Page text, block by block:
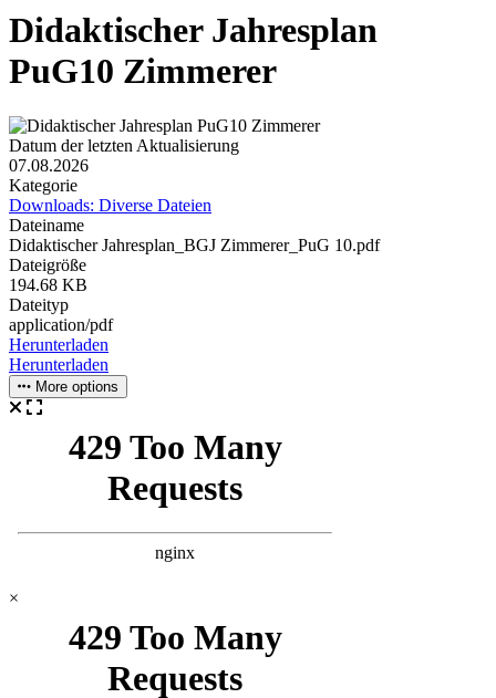
Didaktischer Jahresplan
PuG10 Zimmerer
Datum der letzten Aktualisierung
07.08.2026
Kategorie
Downloads: Diverse Dateien
Dateiname
Didaktischer Jahresplan_BGJ Zimmerer_PuG 10.pdf
Dateigröße
194.68 KB
Dateityp
application/pdf
Herunterladen
Herunterladen
More options
×